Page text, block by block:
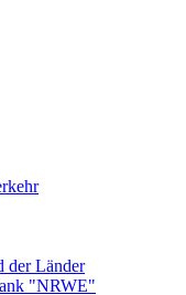
der Länder
"NRWE"